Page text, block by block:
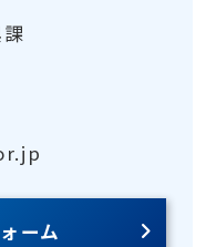
ーム